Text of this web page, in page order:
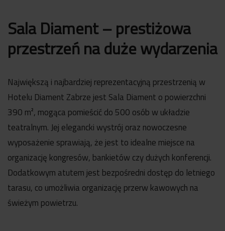
Sala Diament – prestiżowa
przestrzeń na duże wydarzenia
Największą i najbardziej reprezentacyjną przestrzenią w
Hotelu Diament Zabrze jest Sala Diament o powierzchni
390 m², mogąca pomieścić do 500 osób w układzie
teatralnym. Jej elegancki wystrój oraz nowoczesne
wyposażenie sprawiają, że jest to idealne miejsce na
organizację kongresów, bankietów czy dużych konferencji.
Dodatkowym atutem jest bezpośredni dostęp do letniego
tarasu, co umożliwia organizację przerw kawowych na
świeżym powietrzu.